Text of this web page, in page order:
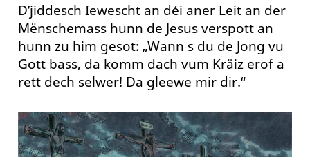
D’jiddesch Iewescht an déi aner Leit an der
Mënschemass hunn de Jesus verspott an
hunn zu him gesot: „Wann s du de Jong vu
Gott bass, da komm dach vum Kräiz erof a
rett dech selwer! Da gleewe mir dir.“